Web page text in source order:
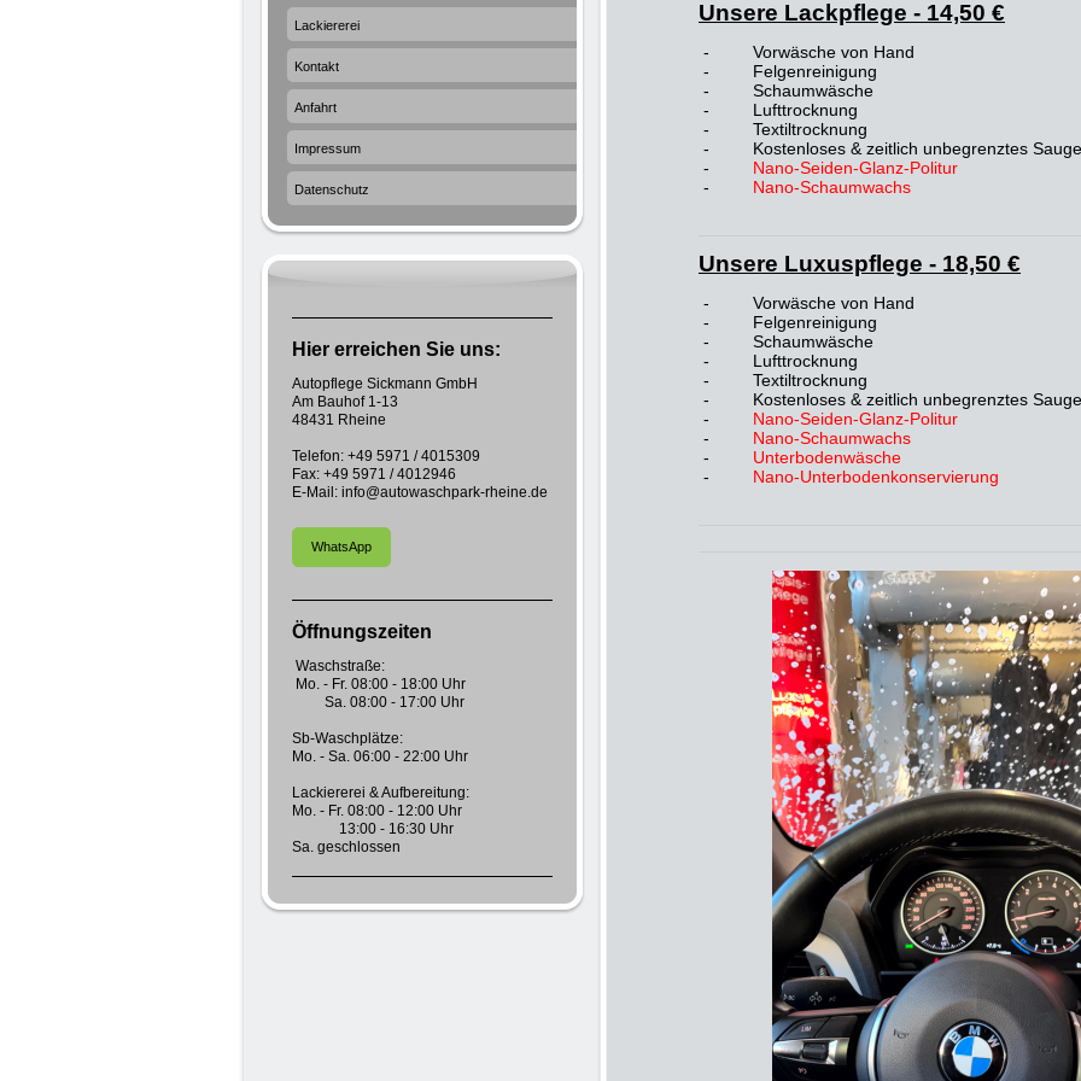
Unsere Lackpflege - 14,50 €
-
Vorwäsche von Hand
-
Felgenreinigung
-
Schaumwäsche
-
Lufttrocknung
-
Textiltrocknung
-
Kostenloses & zeitlich unbegrenztes
-
Nano-Seiden-Glanz-Politur
-
Nano-Schaumwachs
Unsere Luxuspflege - 18,50 €
-
Vorwäsche von
-
-
Schaumwäsche
-
Lufttrocknung
-
Textiltrocknung
-
Kostenloses & zeitlich unbegrenztes
-
Nano-Seiden-Glanz-Politur
-
Nano-Schaumwachs
-
Unterbodenwäsche
-
Nano-Unterbodenkonservierung
Lackiererei
Kontakt
Anfahrt
Impressum
Datenschutz
Hier erreichen Sie uns:
Autopflege Sickmann GmbH
Am Bauhof 1-13
48431 Rheine
Telefon: +49 5971 / 4015309
Fax: +49 5971 / 4012946
E-Mail: info@autowaschpark-rheine.de
WhatsApp
Öffnungszeiten
Waschstraße:
Mo. - Fr. 08:00 - 18:00 Uhr
Sa. 08:00 - 17:00 Uhr
Sb-Waschplätze:
Mo. - Sa. 06:00 - 22:00 Uhr
Lackiererei & Aufbereitung:
Mo. - Fr. 08:00 - 12:00 Uhr
13:00 - 16:30 Uhr
Sa. geschlossen